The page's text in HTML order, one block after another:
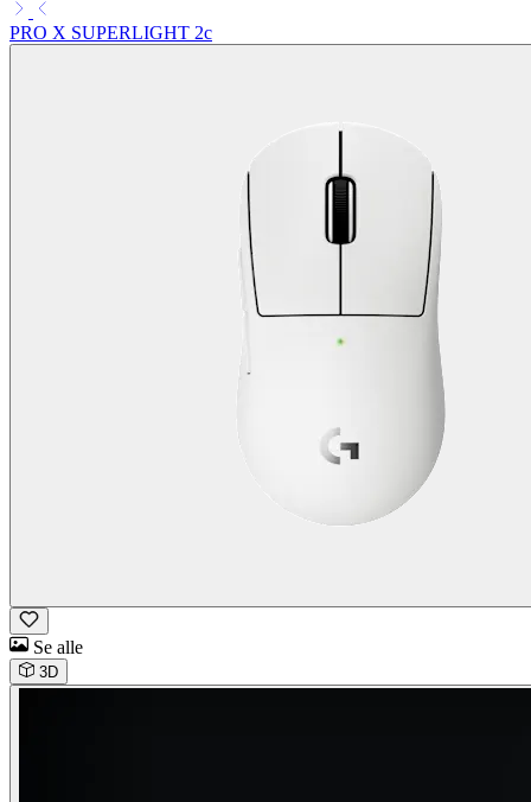
PRO X SUPERLIGHT 2c
Se alle
3D